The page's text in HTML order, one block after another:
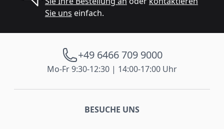
Sie uns einfach.
+49 6466 709 9000
Mo-Fr 9:30-12:30 | 14:00-17:00 Uhr
BESUCHE UNS